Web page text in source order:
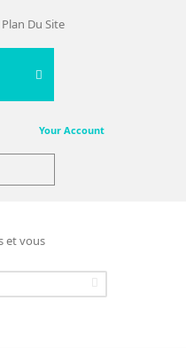
Plan Du Site
Your Account